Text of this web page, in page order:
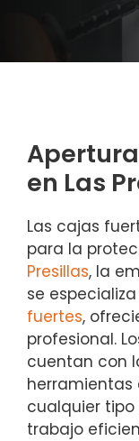
en Las
Las cajas
para la
Presillas, la
se
fuertes,
profesional.
cuentan con
cualquier
trabajo